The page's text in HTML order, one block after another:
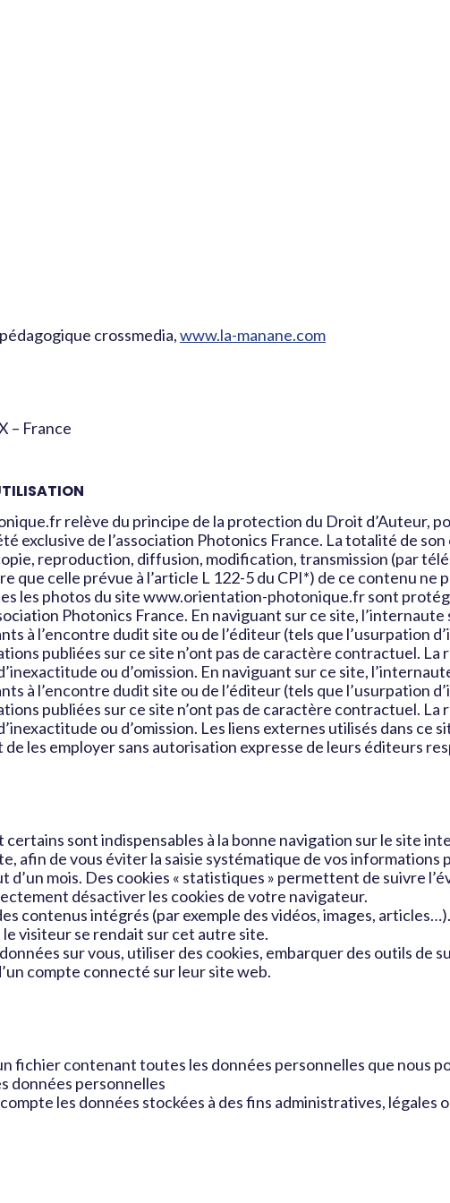
crossmedia,www.la-manane.com
– France
relève du principe de la protection du Droit d’Auteur,
exclusive de l’association Photonics France. La totalité de
reproduction, diffusion, modification, transmission (par
que celle prévue à l’article L 122-5 du CPI*) de ce contenu ne
les photos du site www.orientation-photonique.fr sont
Photonics France. En naviguant sur ce site, l’internaute
à l’encontre dudit site ou de l’éditeur (tels que l’usurpation
publiées sur ce site n’ont pas de caractère contractuel. La
ou d’omission. En naviguant sur ce site,
à l’encontre dudit site ou de l’éditeur (tels que l’usurpation
publiées sur ce site n’ont pas de caractère contractuel. La
ou d’omission. Les liens externes utilisés dans ce
les employer sans autorisation expresse de leurs éditeurs
sont indispensables à la bonne navigation sur le site
afin de vous éviter la saisie systématique de vos informations
d’un mois. Des cookies « statistiques » permettent de suivre
désactiver les cookies de votre navigateur.
contenus intégrés (par exemple des vidéos, images,
visiteur se rendait sur cet autre site.
sur vous, utiliser des cookies, embarquer des outils de
compte connecté sur leur site web.
fichier contenant toutes les données personnelles que nous
données personnelles
les données stockées à des fins administratives, légales